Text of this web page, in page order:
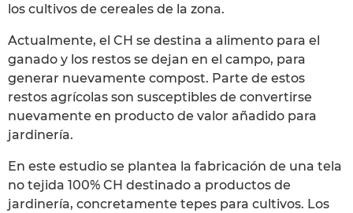
los cultivos de cereales de la zona.
Actualmente, el CH se destina a alimento para el
ganado y los restos se dejan en el campo, para
generar nuevamente compost. Parte de estos
restos agrícolas son susceptibles de convertirse
nuevamente en producto de valor añadido para
jardinería.
En este estudio se plantea la fabricación de una tela
no tejida 100% CH destinado a productos de
jardinería, concretamente tepes para cultivos. Los